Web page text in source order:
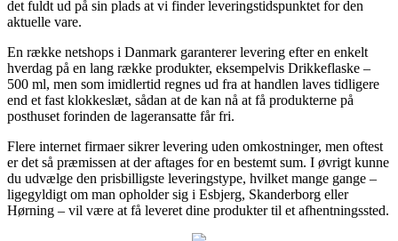
det fuldt ud på sin plads at vi finder leveringstidspunktet for den
aktuelle vare.
En række netshops i Danmark garanterer levering efter en enkelt
hverdag på en lang række produkter, eksempelvis Drikkeflaske –
500 ml, men som imidlertid regnes ud fra at handlen laves tidligere
end et fast klokkeslæt, sådan at de kan nå at få produkterne på
posthuset forinden de lageransatte får fri.
Flere internet firmaer sikrer levering uden omkostninger, men oftest
er det så præmissen at der aftages for en bestemt sum. I øvrigt kunne
du udvælge den prisbilligste leveringstype, hvilket mange gange –
ligegyldigt om man opholder sig i Esbjerg, Skanderborg eller
Hørning – vil være at få leveret dine produkter til et afhentningssted.